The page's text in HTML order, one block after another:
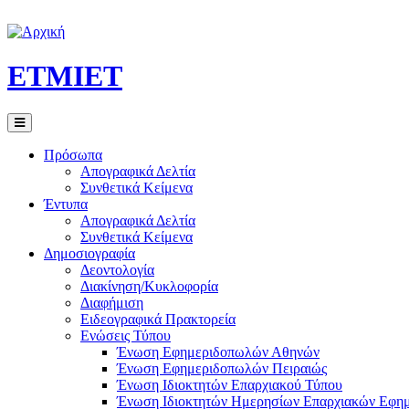
ETMIET
Πρόσωπα
Απογραφικά Δελτία
Συνθετικά Κείμενα
Έντυπα
Απογραφικά Δελτία
Συνθετικά Κείμενα
Δημοσιογραφία
Δεοντολογία
Διακίνηση/Κυκλοφορία
Διαφήμιση
Ειδεογραφικά Πρακτορεία
Ενώσεις Τύπου
Ένωση Εφημεριδοπωλών Αθηνών
Ένωση Εφημεριδοπωλών Πειραιώς
Ένωση Ιδιοκτητών Επαρχιακού Τύπου
Ένωση Ιδιοκτητών Ημερησίων Επαρχιακών